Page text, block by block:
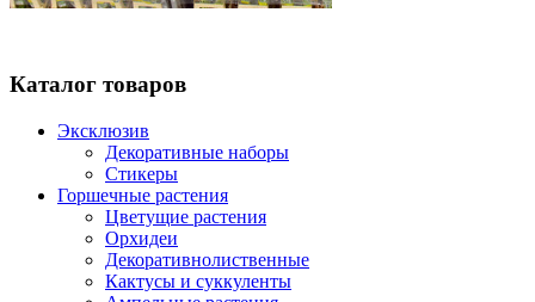
Каталог товаров
Эксклюзив
Декоративные наборы
Стикеры
Горшечные растения
Цветущие растения
Орхидеи
Декоративнолиственные
Кактусы и суккуленты